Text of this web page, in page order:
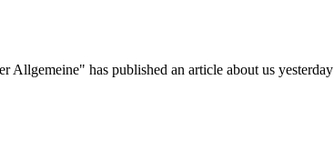
has published an article about us yesterday